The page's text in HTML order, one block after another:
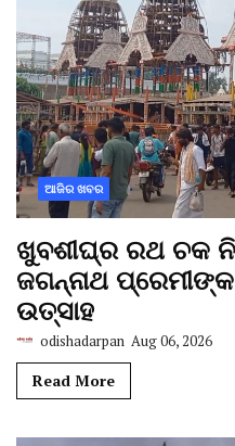
ଆଜିର ଖବର
ଖୁବଶୀଘ୍ର ରଥ ଚକ
ଜଗନ୍ନାଥ
ଉତ୍ସାହ
odishadarpan Aug 06, 2026
Read More